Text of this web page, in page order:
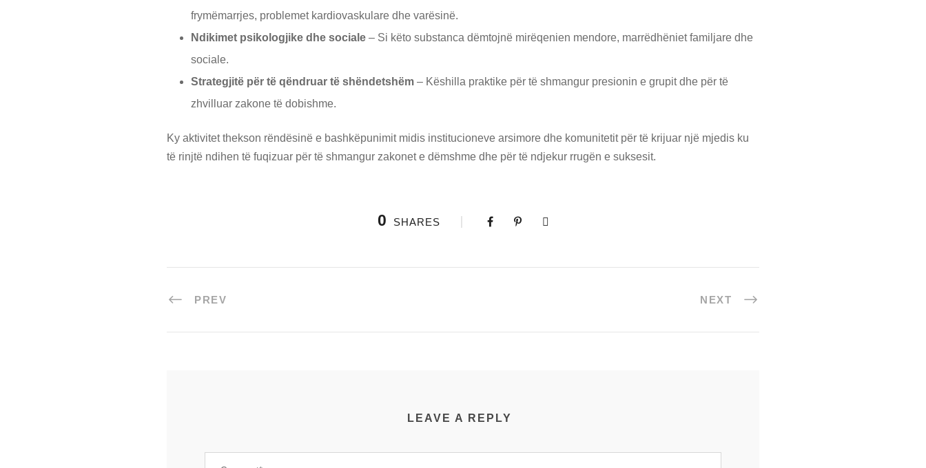
frymëmarrjes, problemet kardiovaskulare dhe varësinë.
Ndikimet psikologjike dhe sociale – Si këto substanca dëmtojnë mirëqenien mendore, marrëdhëniet familjare dhe
sociale.
Strategjitë për të qëndruar të shëndetshëm – Këshilla praktike për të shmangur presionin e grupit dhe për të
zhvilluar zakone të dobishme.
Ky aktivitet thekson rëndësinë e bashkëpunimit midis institucioneve arsimore dhe komunitetit për të krijuar një mjedis ku
të rinjtë ndihen të fuqizuar për të shmangur zakonet e dëmshme dhe për të ndjekur rrugën e suksesit.
0 SHARES
PREV NEXT
LEAVE A REPLY